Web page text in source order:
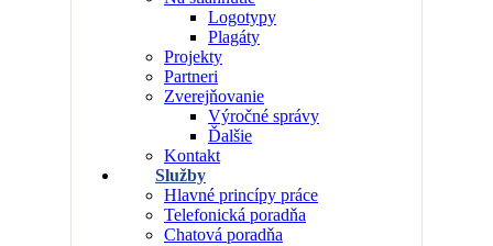
Logotypy
Plagáty
Projekty
Partneri
Zverejňovanie
Výročné správy
Ďalšie
Kontakt
Služby
Hlavné princípy práce
Telefonická poradňa
Chatová poradňa